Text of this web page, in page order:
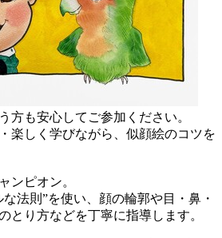
も安心してご参加ください。
楽しく学びながら、似顔絵のコツを
ンピオン。
法則”を使い、顔の輪郭や目・鼻・
とり方などを丁寧に指導します。